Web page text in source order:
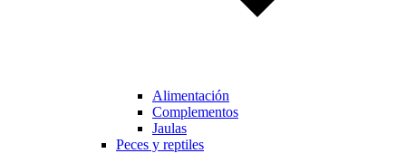
Alimentación
Complementos
Jaulas
Peces y reptiles